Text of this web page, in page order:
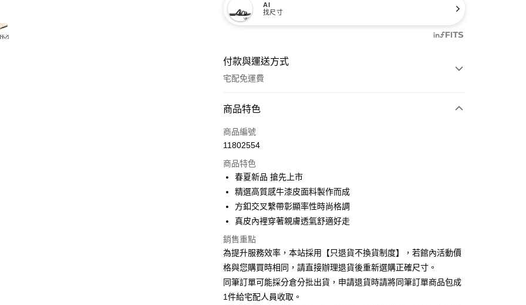
AI
找尺寸
付款與運送方式
宅配免運費
付款方式
信用卡一次付款
3 期 0 利率 每期
合作金庫商業銀行
華南商業銀行
國泰世華商業銀行
臺灣中小企業銀行
匯豐（台灣）商業銀行
華泰商業銀行
聯邦商業銀行
遠東國際商業銀行
玉山商業銀行
星展（台灣）商業銀行
台新國際商業銀行
6 期 0 利率 每期NT$430
合作金庫商業銀行
華南商業銀行
國泰世華商業銀行
臺灣中小企業銀行
台中商業銀行
匯豐（台灣）商業銀行
華泰商業銀行
聯邦商業銀行
遠東國際商業銀行
元大商業銀行
12 期 0 利率 每期NT$215
合作金庫商業銀行
華南商業銀行
上海商業儲蓄銀行
台北富邦商業銀行
臺灣中小企業銀行
台中商業銀行
匯豐（台灣）商業銀行
華泰商業銀行
聯邦商業銀行
LINE Pay
Apple Pay
街口支付
悠遊付
商品特色
商品編號
11802554
商品特色
春夏新品 搶先上市
精選高質感牛漆皮面料製作而成
方釦交叉繫帶彰顯率性時尚格調
真皮內裡穿著親膚透氣舒適好走
銷售重點
為提升服務效率，本站採用【只退貨不換貨制度】，若館內活動價
格與您購買時相同，請直接辦理退貨後重新選購正確尺寸。
同筆訂單可能採分倉分批出貨，申請退貨時請將同筆訂單商品包成
1件給宅配人員收取。